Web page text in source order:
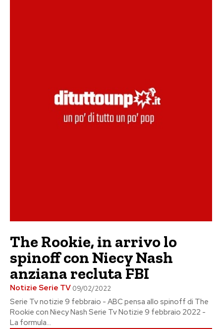
The Rookie, in arrivo lo
spinoff con Niecy Nash
anziana recluta FBI
Notizie Serie TV 09/02/2022
Serie Tv notizie 9 febbraio - ABC pensa allo spinoff di The
Rookie con Niecy Nash Serie Tv Notizie 9 febbraio 2022 -
La formula...